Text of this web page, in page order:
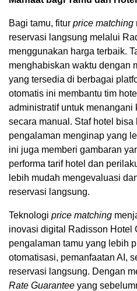
Bagi tamu, fitur price matching
reservasi langsung melalui
menggunakan harga terbaik.
menghabiskan waktu dengan
yang tersedia di berbagai
otomatis ini membantu tim
administratif untuk menangani
secara manual. Staf hotel
pengalaman menginap yang
ini juga memberi gambaran
performa tarif hotel dan
lebih mudah mengevaluasi
reservasi langsung.
Teknologi price matching
inovasi digital Radisson Hotel
pengalaman tamu yang lebih
otomatisasi, pemanfaatan AI,
reservasi langsung. Dengan
Rate Guarantee yang